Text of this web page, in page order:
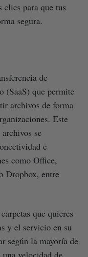
clics para que tus
segura.
de
(SaaS) que permite
archivos de forma
Este
se
e
como Office,
Dropbox, entre
que quieres
y el servicio en su
según la mayoría de
una velocidad de